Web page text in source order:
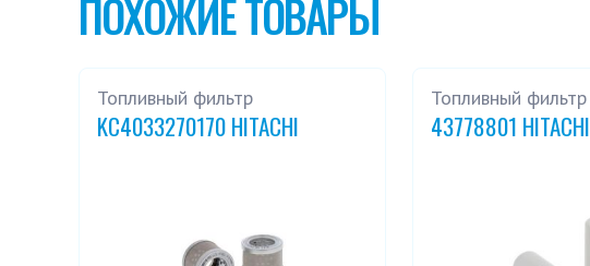
ПОХОЖИЕ ТОВАРЫ
Топливный фильтр
KC4033270170 HITACHI
Топливный фильтр
43778801 HITACHI